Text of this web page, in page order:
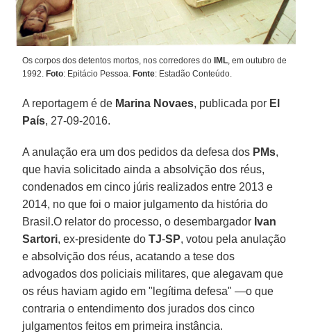
Os corpos dos detentos mortos, nos corredores do IML, em outubro de
1992. Foto: Epitácio Pessoa. Fonte: Estadão Conteúdo.
A reportagem é de Marina Novaes, publicada por El
País, 27-09-2016.
A anulação era um dos pedidos da defesa dos PMs,
que havia solicitado ainda a absolvição dos réus,
condenados em cinco júris realizados entre 2013 e
2014, no que foi o maior julgamento da história do
Brasil.O relator do processo, o desembargador Ivan
Sartori, ex-presidente doTJ-SP, votou pela anulação
e absolvição dos réus, acatando a tese dos
advogados dos policiais militares, que alegavam que
os réus haviam agido em "legítima defesa" —o que
contraria o entendimento dos jurados dos cinco
julgamentos feitos em primeira instância.